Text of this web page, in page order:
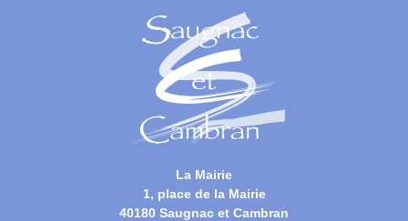
La Mairie
1, place de la Mairie
40180 Saugnac et Cambran